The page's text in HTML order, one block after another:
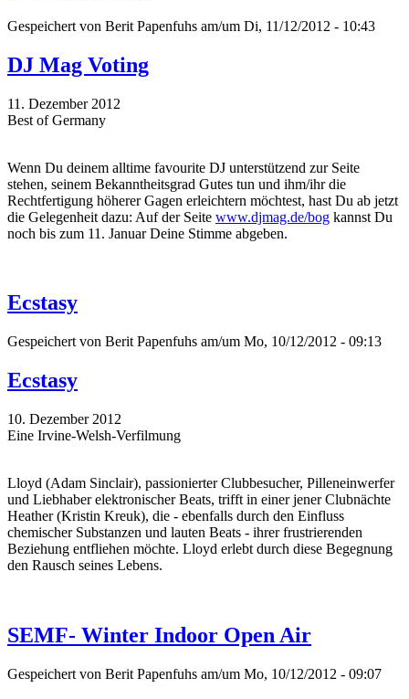
Gespeichert von Berit Papenfuhs am/um Di, 11/12/2012 - 10:43
DJ Mag Voting
11. Dezember 2012
Best of Germany
Wenn Du deinem alltime favourite DJ unterstützend zur Seite
stehen, seinem Bekanntheitsgrad Gutes tun und ihm/ihr die
Rechtfertigung höherer Gagen erleichtern möchtest, hast Du ab jetzt
die Gelegenheit dazu: Auf der Seite www.djmag.de/bog kannst Du
noch bis zum 11. Januar Deine Stimme abgeben.
Ecstasy
Gespeichert von Berit Papenfuhs am/um Mo, 10/12/2012 - 09:13
Ecstasy
10. Dezember 2012
Eine Irvine-Welsh-Verfilmung
Lloyd (Adam Sinclair), passionierter Clubbesucher, Pilleneinwerfer
und Liebhaber elektronischer Beats, trifft in einer jener Clubnächte
Heather (Kristin Kreuk), die - ebenfalls durch den Einfluss
chemischer Substanzen und lauten Beats - ihrer frustrierenden
Beziehung entfliehen möchte. Lloyd erlebt durch diese Begegnung
den Rausch seines Lebens.
SEMF- Winter Indoor Open Air
Gespeichert von Berit Papenfuhs am/um Mo, 10/12/2012 - 09:07